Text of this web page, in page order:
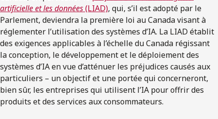
artificielle et les données(LIAD), qui, s’il est adopté par le
Parlement, deviendra la première loi au Canada visant à
réglementer l’utilisation des systèmes d’IA. La LIAD établit
des exigences applicables à l’échelle du Canada régissant
la conception, le développement et le déploiement des
systèmes d’IA en vue d’atténuer les préjudices causés aux
particuliers – un objectif et une portée qui concerneront,
bien sûr, les entreprises qui utilisent l’IA pour offrir des
produits et des services aux consommateurs.